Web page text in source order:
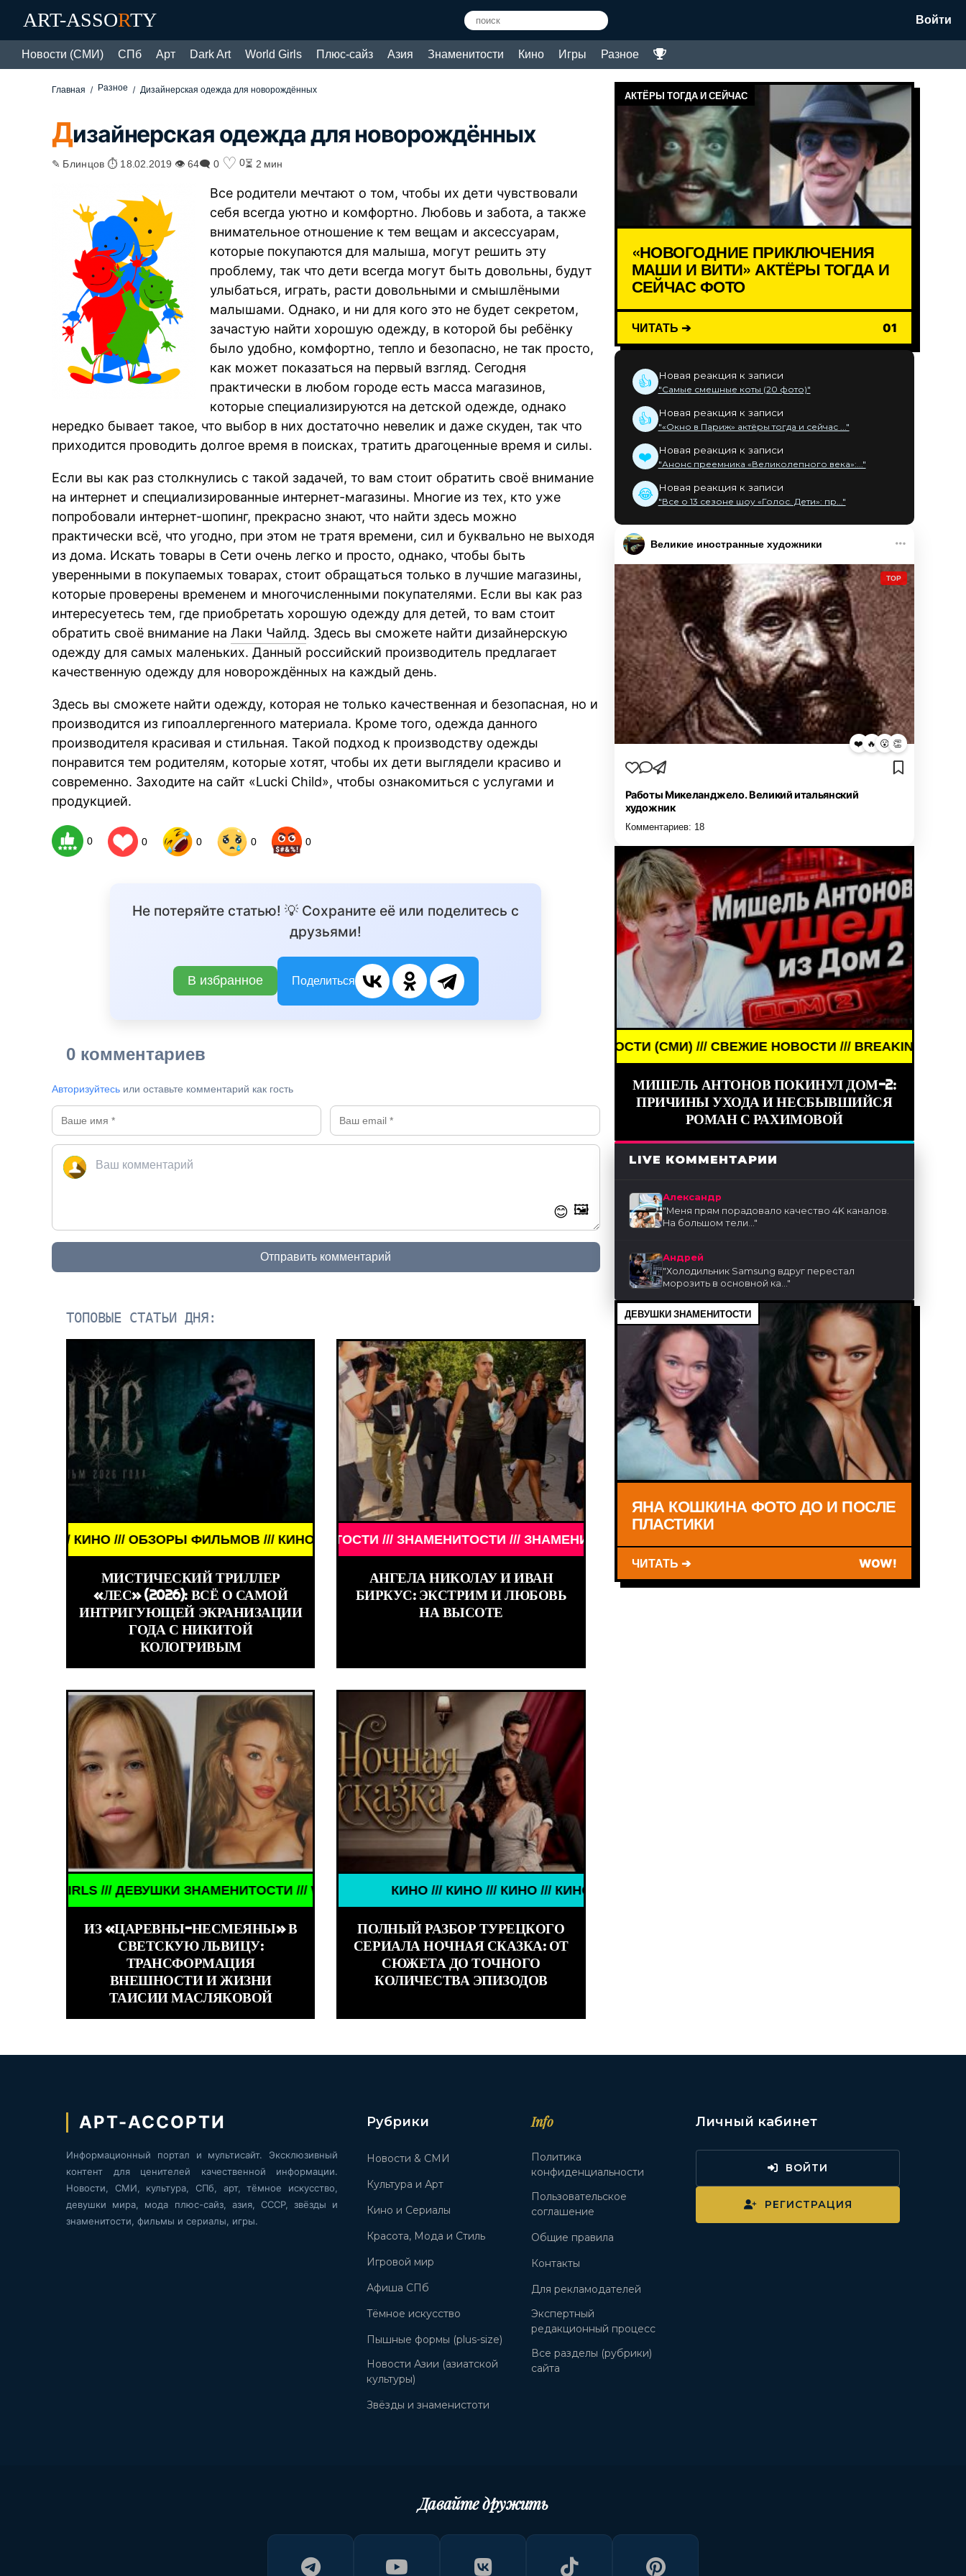
ART-ASSORTY Войти
Новости (СМИ) СПб Арт Dark Art World Girls Плюс-сайз Азия Знаменитости Кино Игры Разное
Главная Разное Дизайнерская одежда для новорождённых
Дизайнерская одежда для новорождённых
✎ Блинцов ⏱ 18.02.2019 👁 64🗨 0 ♡ 0⏳ 2 мин
Все родители мечтают о том, чтобы их дети чувствовали
себя всегда уютно и комфортно. Любовь и забота, а также
внимательное отношение к тем вещам и аксессуарам,
которые покупаются для малыша, могут решить эту
проблему, так что дети всегда могут быть довольны, будут
улыбаться, играть, расти довольными и смышлёными
малышами. Однако, и ни для кого это не будет секретом,
зачастую найти хорошую одежду, в которой бы ребёнку
было удобно, комфортно, тепло и безопасно, не так просто,
как может показаться на первый взгляд. Сегодня
практически в любом городе есть масса магазинов,
которые специализируются на детской одежде, однако
нередко бывает такое, что выбор в них достаточно невелик и даже скуден, так что
приходится проводить долгое время в поисках, тратить драгоценные время и силы.
Если вы как раз столкнулись с такой задачей, то вам стоит обратить своё внимание
на интернет и специализированные интернет-магазины. Многие из тех, кто уже
попробовали интернет-шопинг, прекрасно знают, что найти здесь можно
практически всё, что угодно, при этом не тратя времени, сил и буквально не выходя
из дома. Искать товары в Сети очень легко и просто, однако, чтобы быть
уверенными в покупаемых товарах, стоит обращаться только в лучшие магазины,
которые проверены временем и многочисленными покупателями. Если вы как раз
интересуетесь тем, где приобретать хорошую одежду для детей, то вам стоит
обратить своё внимание наЛаки Чайлд. Здесь вы сможете найти дизайнерскую
одежду для самых маленьких. Данный российский производитель предлагает
качественную одежду для новорождённых на каждый день.
Здесь вы сможете найти одежду, которая не только качественная и безопасная, но и
производится из гипоаллергенного материала. Кроме того, одежда данного
производителя красивая и стильная. Такой подход к производству одежды
понравится тем родителям, которые хотят, чтобы их дети выглядели красиво и
современно. Заходите на сайт «Lucki Child», чтобы ознакомиться с услугами и
продукцией.
0 0 0 0 0
Не потеряйте статью! 💡 Сохраните её или поделитесь с
друзьями!
В избранное Поделиться
0 комментариев
Авторизуйтесь или оставьте комментарий как гость
😊 🖼️
Отправить комментарий
ТОПОВЫЕ СТАТЬИ ДНЯ:
/// ОБЗОРЫ ФИЛЬМОВ /// КИНО /// ОБЗОРЫ ФИЛЬМОВ /// КИНО /// ОБЗОРЫ ФИЛЬМОВ ///
МИСТИЧЕСКИЙ ТРИЛЛЕР
«ЛЕС» (2026): ВСЁ О САМОЙ
ИНТРИГУЮЩЕЙ ЭКРАНИЗАЦИИ
ГОДА С НИКИТОЙ
КОЛОГРИВЫМ
ЗНАМЕНИТОСТИ /// ЗНАМЕНИТОСТИ /// ЗНАМЕНИТОСТИ /// ЗНАМЕНИТОСТИ ///
АНГЕЛА НИКОЛАУ И ИВАН
БИРКУС: ЭКСТРИМ И ЛЮБОВЬ
НА ВЫСОТЕ
ЗНАМЕНИТОСТИ /// WORLD GIRLS /// ДЕВУШКИ ЗНАМЕНИТОСТИ /// WORLD GIRLS /// ДЕВУШКИ ЗНАМЕНИТОСТИ ///
ИЗ «ЦАРЕВНЫ-НЕСМЕЯНЫ» В
СВЕТСКУЮ ЛЬВИЦУ:
ТРАНСФОРМАЦИЯ
ВНЕШНОСТИ И ЖИЗНИ
ТАИСИИ МАСЛЯКОВОЙ
КИНО /// КИНО /// КИНО /// КИНО ///
ПОЛНЫЙ РАЗБОР ТУРЕЦКОГО
СЕРИАЛА НОЧНАЯ СКАЗКА: ОТ
СЮЖЕТА ДО ТОЧНОГО
КОЛИЧЕСТВА ЭПИЗОДОВ
АКТЁРЫ ТОГДА И СЕЙЧАС
«НОВОГОДНИЕ ПРИКЛЮЧЕНИЯ
МАШИ И ВИТИ» АКТЁРЫ ТОГДА И
СЕЙЧАС ФОТО
ЧИТАТЬ ➔ 01
👍 Новая реакция к записи
"Самые смешные коты (20 фото)"
👍 Новая реакция к записи
"«Окно в Париж» актёры тогда и сейчас ..."
❤️ Новая реакция к записи
"Анонс преемника «Великолепного века»:..."
😂 Новая реакция к записи
"Все о 13 сезоне шоу «Голос. Дети»: пр..."
Великие иностранные художники
TOP
❤️ 🔥 😮 👏
Работы Микеланджело. Великий итальянский
художник
Комментариев: 18
BREAKING NEWS /// НОВОСТИ (СМИ) /// СВЕЖИЕ НОВОСТИ /// BREAKING NEWS ///
МИШЕЛЬ АНТОНОВ ПОКИНУЛ ДОМ-2:
ПРИЧИНЫ УХОДА И НЕСБЫВШИЙСЯ
РОМАН С РАХИМОВОЙ
LIVE КОММЕНТАРИИ
Александр
"Меня прям порадовало качество 4K каналов.
На большом тели..."
Андрей
"Холодильник Samsung вдруг перестал
морозить в основной ка..."
ДЕВУШКИ ЗНАМЕНИТОСТИ
ЯНА КОШКИНА ФОТО ДО И ПОСЛЕ
ПЛАСТИКИ
ЧИТАТЬ ➔ WOW!
АРТ-АССОРТИ
Информационный портал и мультисайт. Эксклюзивный
контент для ценителей качественной информации.
Новости, СМИ, культура, СПб, арт, тёмное искусство,
девушки мира, мода плюс-сайз, азия, СССР, звёзды и
знаменитости, фильмы и сериалы, игры.
Рубрики
Новости & СМИ
Культура и Арт
Кино и Сериалы
Красота, Мода и Стиль
Игровой мир
Афиша СПб
Тёмное искусство
Пышные формы (plus-size)
Новости Азии (азиатской
культуры)
Звёзды и знаменистоти
Info
Политика
конфиденциальности
Пользовательское
соглашение
Общие правила
Контакты
Для рекламодателей
Экспертный
редакционный процесс
Все разделы (рубрики)
сайта
Личный кабинет
ВОЙТИ
РЕГИСТРАЦИЯ
Давайте дружить